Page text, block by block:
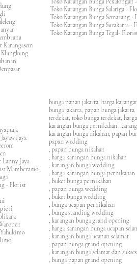
Karangasem
Klungkung
Toko Karangan Bunga Salatiga -
Toko Karangan Bunga Semarang
Toko Karangan Bunga Surakarta -
Toko Karangan Bunga Tegal-
Lanny Jaya
Mamberamo
- Florist
bunga papan jakarta, harga
bunga jakarta, papan bunga
terdekat, toko bunga terdekat,
karangan bunga pernikahan,
karangan bunga nikahan, papan
papan wedding
, papan bunga nikahan
, harga karangan bunga nikahan
, karangan bunga wedding
, harga karangan bunga pernikahan
, buket bunga pernikahan
, papan bunga wedding
, buket bunga wedding
, bunga ucapan pernikahan
, bunga standing wedding
, karangan bunga grand opening
, harga karangan bunga ucapan
, karangan bunga ucapan selamat
, papan bunga grand opening
, karangan bunga selamat dan sukses
, bunga papan grand opening